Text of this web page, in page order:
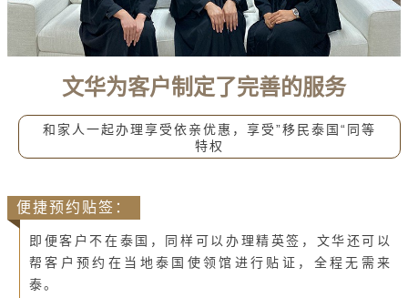
文华为客户制定了完善的服务
和家人一起办理享受依亲优惠， 享受”移民泰国“同等
特权
便捷预约贴签：
即便客户不在泰国，同样可以办理精英签，文华还可以
帮客户预约在当地泰国使领馆进行贴证，全程无需来
泰。